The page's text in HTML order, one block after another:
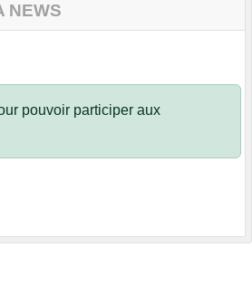
NEWS
pouvoir participer aux